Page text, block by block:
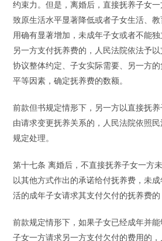
约束力。但是，离婚后，直接抚养子女
致原生活水平显著降低或者子女生活、
用确有显著增加，未成年子女或者不能
另一方支付抚养费的，人民法院依法予
协议整体约定、子女实际需要、另一方
平等因素，确定抚养费的数额。
前款但书规定情形下，另一方以直接抚
由请求变更抚养关系的，人民法院依照
规定处理。
第十七条 离婚后，不直接抚养子女一方
以其他方式作出的承诺给付抚养费，未
活的成年子女请求其支付欠付的抚养费的
前款规定情形下，如果子女已经成年并
子女一方请求另一方支付欠付的费用的